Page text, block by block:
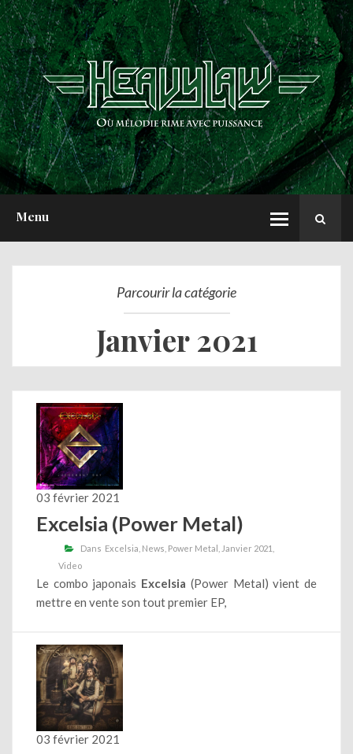
Menu
ACCUEIL
NEWS
CHRONIQUES
INTERVIEWS
REPORTS
A PROPOS
Parcourir la catégorie
Janvier 2021
03 février 2021
Excelsia (Power Metal)
Dans Excelsia News Power Metal Janvier 2021
Video
Le combo japonais Excelsia (Power Metal) vient de
mettre en vente son tout premier EP,
03 février 2021